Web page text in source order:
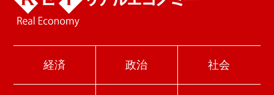
経済 政治 社会